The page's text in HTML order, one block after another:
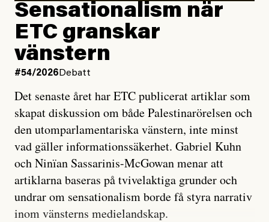
Sensationalism när
ETC granskar
vänstern
#54/2026 Debatt
Det senaste året har ETC publicerat artiklar som
skapat diskussion om både Palestinarörelsen och
den utomparlamentariska vänstern, inte minst
vad gäller informationssäkerhet. Gabriel Kuhn
och Ninïan Sassarinis-McGowan menar att
artiklarna baseras på tvivelaktiga grunder och
undrar om sensationalism borde få styra narrativ
inom vänsterns medielandskap.